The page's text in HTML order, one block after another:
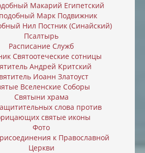
Макарий Египетский
Марк Подвижник
Нил Постник (Синайский)
Псалтырь
Расписание Служб
Святоотеческие сотницы
Андрей Критский
Иоанн Златоуст
Вселенские Соборы
Святыни храма
слова против
святые иконы
Фото
к Православной
Церкви